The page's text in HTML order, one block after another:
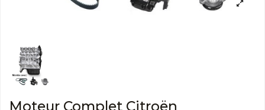
Moteur Complet Citroën